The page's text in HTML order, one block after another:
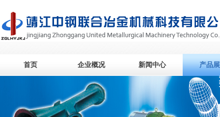
首页 企业概况 新闻中心 产品